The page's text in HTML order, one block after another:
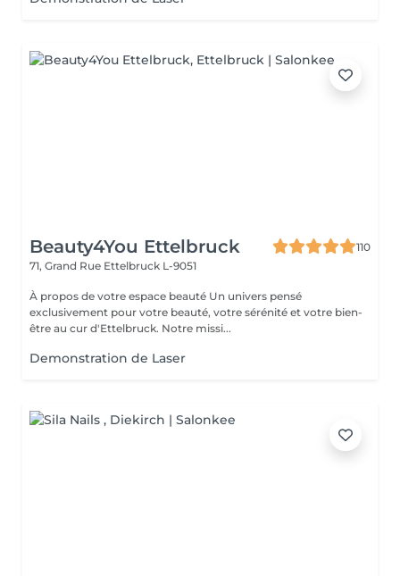
Beauty4You Ettelbruck
110
71, Grand Rue Ettelbruck L-9051
À propos de votre espace beauté Un univers pensé
exclusivement pour votre beauté, votre sérénité et votre bien-
être au cur d'Ettelbruck. Notre missi...
Demonstration de Laser